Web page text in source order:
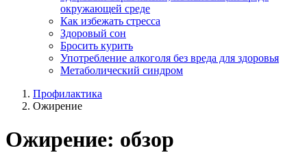
окружающей среде
Как избежать стресса
Здоровый сон
Бросить курить
Употребление алкоголя без вреда для здоровья
Метаболический синдром
Профилактика
Ожирение
Ожирение: обзор